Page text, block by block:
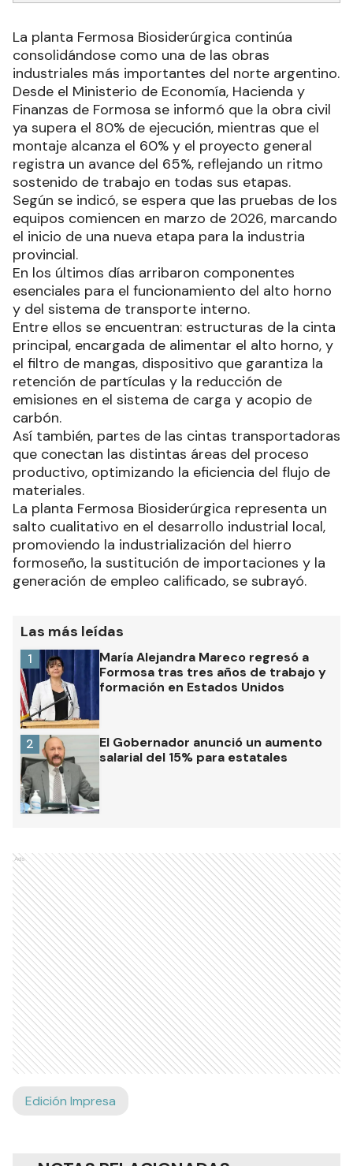
La planta Fermosa Biosiderúrgica continúa
consolidándose como una de las obras
industriales más importantes del norte argentino.
Desde el Ministerio de Economía, Hacienda y
Finanzas de Formosa se informó que la obra civil
ya supera el 80% de ejecución, mientras que el
montaje alcanza el 60% y el proyecto general
registra un avance del 65%, reflejando un ritmo
sostenido de trabajo en todas sus etapas.
Según se indicó, se espera que las pruebas de los
equipos comiencen en marzo de 2026, marcando
el inicio de una nueva etapa para la industria
provincial.
En los últimos días arribaron componentes
esenciales para el funcionamiento del alto horno
y del sistema de transporte interno.
Entre ellos se encuentran: estructuras de la cinta
principal, encargada de alimentar el alto horno, y
el filtro de mangas, dispositivo que garantiza la
retención de partículas y la reducción de
emisiones en el sistema de carga y acopio de
carbón.
Así también, partes de las cintas transportadoras
que conectan las distintas áreas del proceso
productivo, optimizando la eficiencia del flujo de
materiales.
La planta Fermosa Biosiderúrgica representa un
salto cualitativo en el desarrollo industrial local,
promoviendo la industrialización del hierro
formoseño, la sustitución de importaciones y la
generación de empleo calificado, se subrayó.
Las más leídas
María Alejandra Mareco regresó a
Formosa tras tres años de trabajo y
formación en Estados Unidos
1
El Gobernador anunció un aumento
salarial del 15% para estatales
2
Ads
Edición Impresa